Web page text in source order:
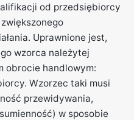
od przedsiębiorcy
Uprawnione jest,
wzorca należytej
obrocie handlowym:
Wzorzec taki musi
przewidywania,
w sposobie